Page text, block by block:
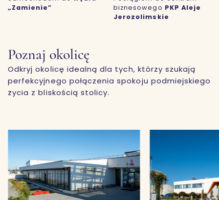
„Zamienie”
biznesowego PKP Aleje
Jerozolimskie
Poznaj okolicę
Odkryj okolicę idealną dla tych, którzy szukają
perfekcyjnego połączenia spokoju podmiejskiego
życia z bliskością stolicy.